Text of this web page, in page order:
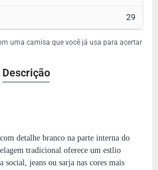
29
uma camisa que você já usa para acertar
Descrição
detalhe branco na parte interna do
tradicional oferece um estlio
social, jeans ou sarja nas cores mais